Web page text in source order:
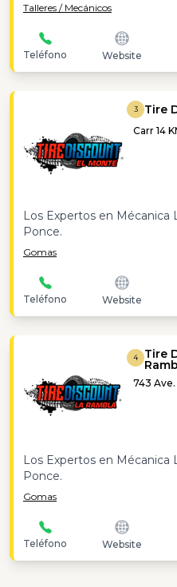
Talleres / Mecánicos
Teléfono Website
3 Tire
Carr 14
Los Expertos en Mécanica
Ponce.
Gomas
Teléfono Website
4 Tire
743
Los Expertos en Mécanica
Ponce.
Gomas
Teléfono Website